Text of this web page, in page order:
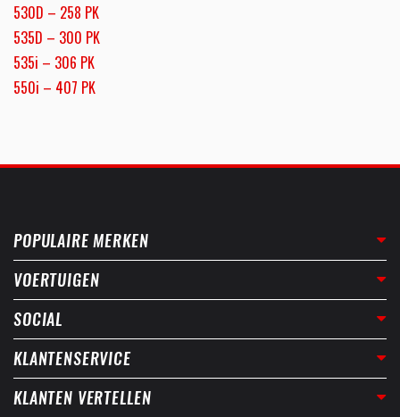
530D – 258 PK
535D – 300 PK
535i – 306 PK
550i – 407 PK
POPULAIRE MERKEN
VOERTUIGEN
SOCIAL
KLANTENSERVICE
KLANTEN VERTELLEN